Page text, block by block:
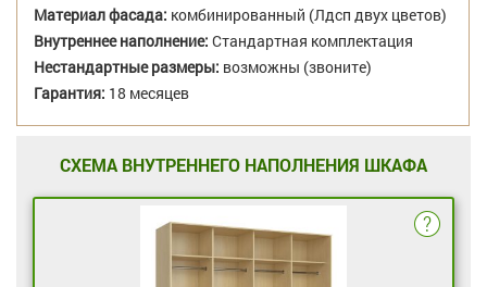
Материал фасада: комбинированный (Лдсп двух цветов)
Внутреннее наполнение: Стандартная комплектация
Нестандартные размеры: возможны (звоните)
Гарантия: 18 месяцев
СХЕМА ВНУТРЕННЕГО НАПОЛНЕНИЯ ШКАФА